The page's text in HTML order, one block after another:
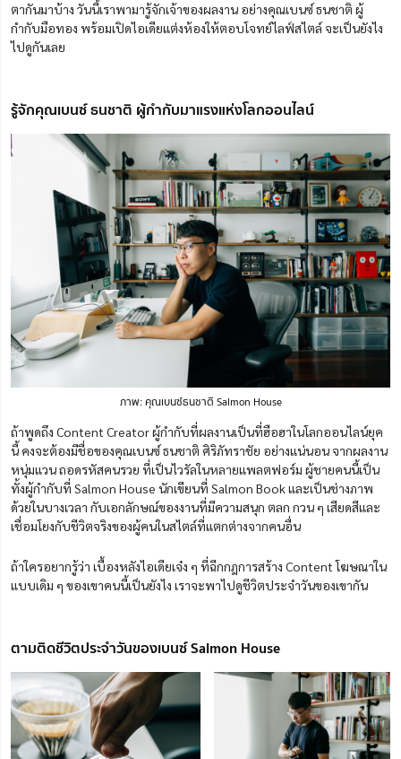
ตากันมาบ้าง วันนี้เราพามารู้จักเจ้าของผลงาน อย่างคุณเบนซ์ ธนชาติ ผู้
กำกับมือทอง พร้อมเปิดไอเดียแต่งห้องให้ตอบโจทย์ไลฟ์สไตล์ จะเป็นยังไง
ไปดูกันเลย
รู้จักคุณเบนซ์ ธนชาติ ผู้กำกับมาแรงแห่งโลกออนไลน์
ภาพ: คุณเบนซ์ธนชาติ Salmon House
ถ้าพูดถึง Content Creator ผู้กำกับที่ผลงานเป็นที่ฮือฮาในโลกออนไลน์ยุค
นี้ คงจะต้องมีชื่อของคุณเบนซ์ ธนชาติ ศิริภัทราชัย อย่างแน่นอน จากผลงาน
หนุ่มแวน ถอดรหัสคนรวย ที่เป็นไวรัลในหลายแพลตฟอร์ม ผู้ชายคนนี้เป็น
ทั้งผู้กำกับที่ Salmon House นักเขียนที่ Salmon Book และเป็นช่างภาพ
ด้วยในบางเวลา กับเอกลักษณ์ของงานที่มีความสนุก ตลก กวน ๆ เสียดสีและ
เชื่อมโยงกับชีวิตจริงของผู้คนในสไตล์ที่แตกต่างจากคนอื่น
ถ้าใครอยากรู้ว่า เบื้องหลังไอเดียเจ๋ง ๆ ที่ฉีกกฎการสร้าง Content โฆษณาใน
แบบเดิม ๆ ของเขาคนนี้เป็นยังไง เราจะพาไปดูชีวิตประจำวันของเขากัน
ตามติดชีวิตประจำวันของเบนซ์ Salmon House